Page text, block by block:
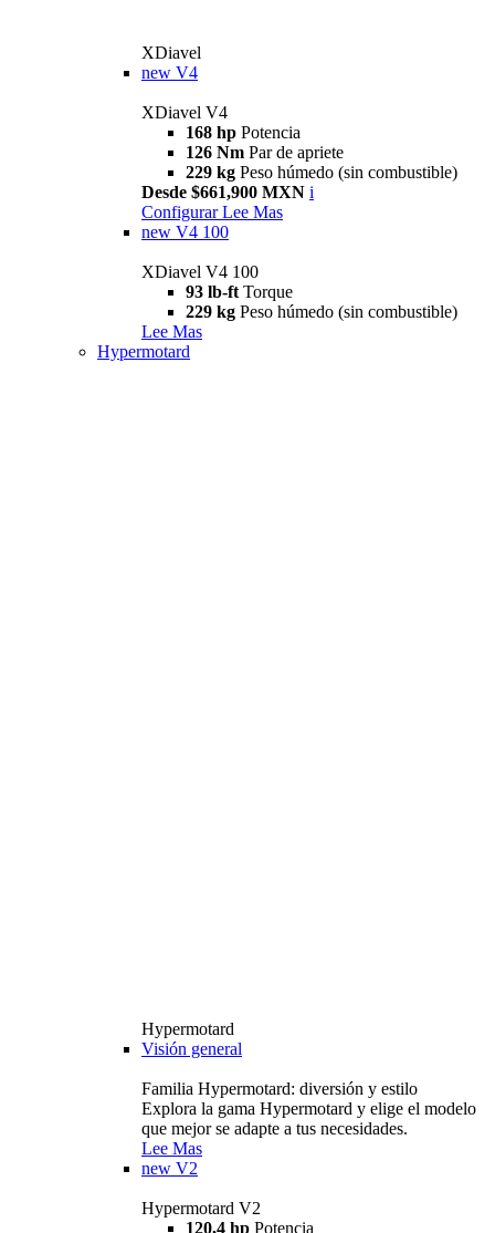
XDiavel
new V4
XDiavel V4
168 hp Potencia
126 Nm Par de apriete
229 kg Peso húmedo (sin combustible)
Desde $661,900 MXN i
Configurar Lee Mas
new V4 100
XDiavel V4 100
93 lb-ft Torque
229 kg Peso húmedo (sin combustible)
Lee Mas
Hypermotard
Hypermotard
Visión general
Familia Hypermotard: diversión y estilo
Explora la gama Hypermotard y elige el modelo
que mejor se adapte a tus necesidades.
Lee Mas
new V2
Hypermotard V2
120,4 hp Potencia